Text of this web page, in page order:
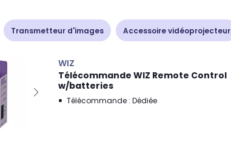
Transmetteur d'images Accessoire vidéoprojecteur
WIZ
Télécommande WIZ Remote Control
w/batteries
Télécommande : Dédiée